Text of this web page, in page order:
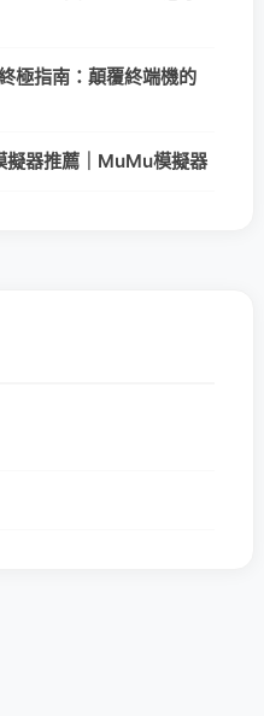
極指南：顛覆終端機的
器推薦｜MuMu模擬器